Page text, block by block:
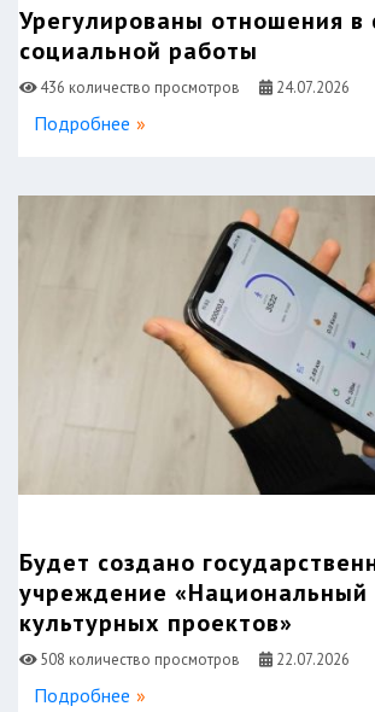
Урегулированы отношения в
социальной работы
436 количество просмотров 24.07.2026
Подробнее
Будет создано
учреждение «Национальный
культурных проектов»
508 количество просмотров 22.07.2026
Подробнее